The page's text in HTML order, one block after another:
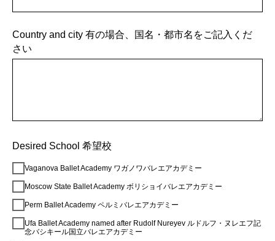
Country and city 有の場合、国名・都市名をご記入くだ
さい
Desired School 希望校
Vaganova Ballet Academy ワガノワバレエアカデミー
Moscow State Ballet Academy ボリショイバレエアカデミー
Perm Ballet Academy ペルミバレエアカデミー
Ufa Ballet Academy named after Rudolf Nureyev ルドルフ・ヌレエフ記
念バシキール国立バレエアカデミー